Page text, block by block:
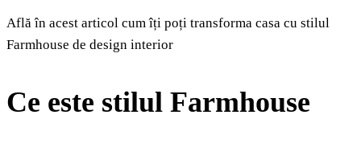
Află în acest articol cum îți poți transforma casa cu stilul
Farmhouse de design interior
Ce este stilul Farmhouse